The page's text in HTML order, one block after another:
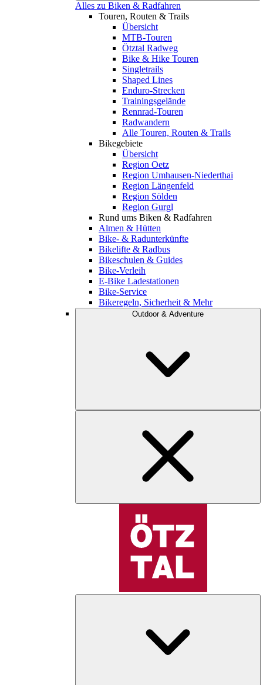
Alles zu Biken & Radfahren
Touren, Routen & Trails
Übersicht
MTB-Touren
Ötztal Radweg
Bike & Hike Touren
Singletrails
Shaped Lines
Enduro-Strecken
Trainingsgelände
Rennrad-Touren
Radwandern
Alle Touren, Routen & Trails
Bikegebiete
Übersicht
Region Oetz
Region Umhausen-Niederthai
Region Längenfeld
Region Sölden
Region Gurgl
Rund ums Biken & Radfahren
Almen & Hütten
Bike- & Radunterkünfte
Bikelifte & Radbus
Bikeschulen & Guides
Bike-Verleih
E-Bike Ladestationen
Bike-Service
Bikeregeln, Sicherheit & Mehr
Outdoor & Adventure